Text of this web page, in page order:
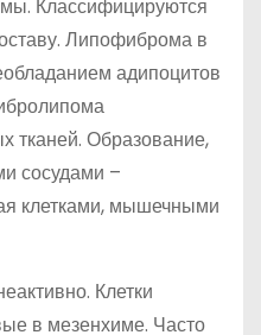
Классифицируются
Липофиброма в
адипоцитов
тканей. Образование,
сосудами –
клетками, мышечными
Клетки
в мезенхиме. Часто